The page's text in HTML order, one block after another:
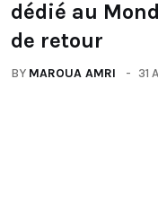
dédié au
de retour
BY MAROUA AMRI 31